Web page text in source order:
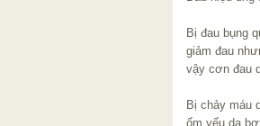
Bị đau bụng
giảm đau
vậy cơn đau
Bị chảy máu
ốm yếu da